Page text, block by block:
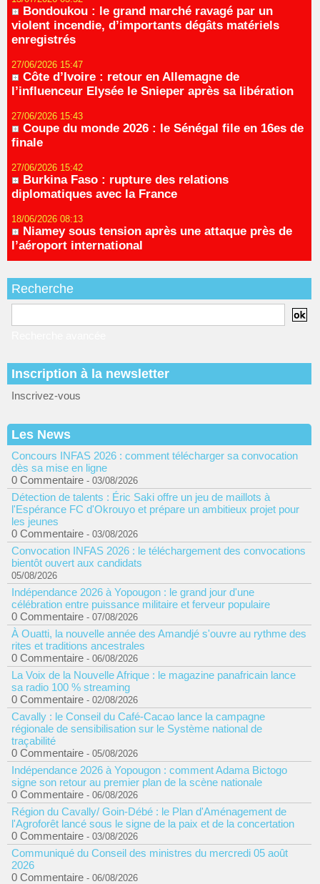
Bondoukou : le grand marché ravagé par un
violent incendie, d’importants dégâts matériels
enregistrés
27/06/2026 15:47
Côte d’Ivoire : retour en Allemagne de
l’influenceur Elysée le Snieper après sa libération
27/06/2026 15:43
Coupe du monde 2026 : le Sénégal file en 16es de
finale
27/06/2026 15:42
Burkina Faso : rupture des relations
diplomatiques avec la France
18/06/2026 08:13
Niamey sous tension après une attaque près de
l’aéroport international
Recherche
Inscription à la newsletter
Inscrivez-vous
Les News
Concours INFAS 2026 : comment télécharger sa convocation
dès sa mise en ligne
0 Commentaire - 03/08/2026
Détection de talents : Éric Saki offre un jeu de maillots à
l'Espérance FC d'Okrouyo et prépare un ambitieux projet pour
les jeunes
0 Commentaire - 03/08/2026
Convocation INFAS 2026 : le téléchargement des convocations
bientôt ouvert aux candidats
05/08/2026
Indépendance 2026 à Yopougon : le grand jour d'une
célébration entre puissance militaire et ferveur populaire
0 Commentaire - 07/08/2026
À Ouatti, la nouvelle année des Amandjé s'ouvre au rythme des
rites et traditions ancestrales
0 Commentaire - 06/08/2026
La Voix de la Nouvelle Afrique : le magazine panafricain lance
sa radio 100 % streaming
0 Commentaire - 02/08/2026
Cavally : le Conseil du Café-Cacao lance la campagne
régionale de sensibilisation sur le Système national de
traçabilité
0 Commentaire - 05/08/2026
Indépendance 2026 à Yopougon : comment Adama Bictogo
signe son retour au premier plan de la scène nationale
0 Commentaire - 06/08/2026
Région du Cavally/ Goin-Débé : le Plan d'Aménagement de
l'Agroforêt lancé sous le signe de la paix et de la concertation
0 Commentaire - 03/08/2026
Communiqué du Conseil des ministres du mercredi 05 août
2026
0 Commentaire - 06/08/2026